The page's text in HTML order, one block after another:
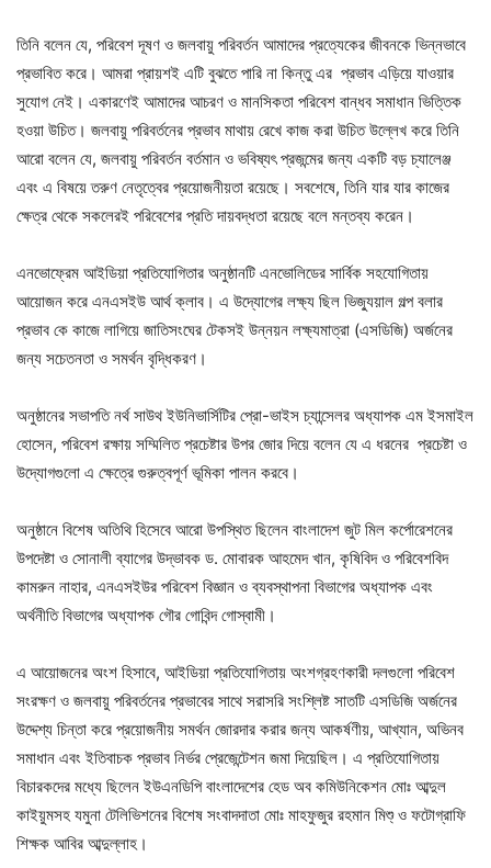
তিনি বলেন যে, পরিবেশ দূষণ ও জলবায়ু পরিবর্তন আমাদের প্রত্যেকের জীবনকে ভিন্নভাবে
প্রভাবিত করে। আমরা প্রায়শই এটি বুঝতে পারি না কিন্তু এর প্রভাব এড়িয়ে যাওয়ার
সুযোগ নেই। একারণেই আমাদের আচরণ ও মানসিকতা পরিবেশ বান্ধব সমাধান ভিত্তিক
হওয়া উচিত। জলবায়ু পরিবর্তনের প্রভাব মাথায় রেখে কাজ করা উচিত উল্লেখ করে তিনি
আরো বলেন যে, জলবায়ু পরিবর্তন বর্তমান ও ভবিষ্যৎ প্রজন্মের জন্য একটি বড় চ্যালেঞ্জ
এবং এ বিষয়ে তরুণ নেতৃত্বের প্রয়োজনীয়তা রয়েছে। সবশেষে, তিনি যার যার কাজের
ক্ষেত্র থেকে সকলেরই পরিবেশের প্রতি দায়বদ্ধতা রয়েছে বলে মন্তব্য করেন।
এনভোফ্রেম আইডিয়া প্রতিযোগিতার অনুষ্ঠানটি এনভোলিডের সার্বিক সহযোগিতায়
আয়োজন করে এনএসইউ আর্থ ক্লাব। এ উদ্যোগের লক্ষ্য ছিল ভিজ্যুয়াল গল্প বলার
প্রভাব কে কাজে লাগিয়ে জাতিসংঘের টেকসই উন্নয়ন লক্ষ্যমাত্রা (এসডিজি) অর্জনের
জন্য সচেতনতা ও সমর্থন বৃদ্ধিকরণ।
অনুষ্ঠানের সভাপতি নর্থ সাউথ ইউনিভার্সিটির প্রো-ভাইস চ্যান্সেলর অধ্যাপক এম ইসমাইল
হোসেন, পরিবেশ রক্ষায় সম্মিলিত প্রচেষ্টার উপর জোর দিয়ে বলেন যে এ ধরনের প্রচেষ্টা ও
উদ্যোগগুলো এ ক্ষেত্রে গুরুত্বপূর্ণ ভূমিকা পালন করবে।
অনুষ্ঠানে বিশেষ অতিথি হিসেবে আরো উপস্থিত ছিলেন বাংলাদেশ জুট মিল কর্পোরেশনের
উপদেষ্টা ও সোনালী ব্যাগের উদ্ভাবক ড. মোবারক আহমেদ খান, কৃষিবিদ ও পরিবেশবিদ
কামরুন নাহার, এনএসইউর পরিবেশ বিজ্ঞান ও ব্যবস্থাপনা বিভাগের অধ্যাপক এবং
অর্থনীতি বিভাগের অধ্যাপক গৌর গোবিন্দ গোস্বামী।
এ আয়োজনের অংশ হিসাবে, আইডিয়া প্রতিযোগিতায় অংশগ্রহণকারী দলগুলো পরিবেশ
সংরক্ষণ ও জলবায়ু পরিবর্তনের প্রভাবের সাথে সরাসরি সংশ্লিষ্ট সাতটি এসডিজি অর্জনের
উদ্দেশ্য চিন্তা করে প্রয়োজনীয় সমর্থন জোরদার করার জন্য আকর্ষণীয়, আখ্যান, অভিনব
সমাধান এবং ইতিবাচক প্রভাব নির্ভর প্রেজেন্টেশন জমা দিয়েছিল। এ প্রতিযোগিতায়
বিচারকদের মধ্যে ছিলেন ইউএনডিপি বাংলাদেশের হেড অব কমিউনিকেশন মোঃ আব্দুল
কাইয়ুমসহ যমুনা টেলিভিশনের বিশেষ সংবাদদাতা মোঃ মাহফুজুর রহমান মিশু্ ও ফটোগ্রাফি
শিক্ষক আবির আব্দুল্লাহ।